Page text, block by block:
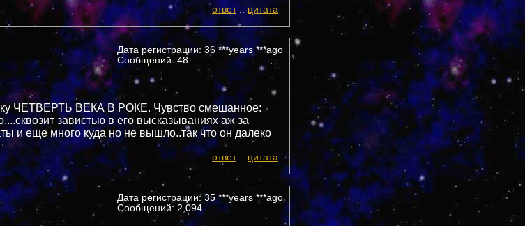
ответ:: цитата
Дата регистрации: 36 ***years ***ago
Сообщений: 48
ЧЕТВЕРТЬ ВЕКА В РОКЕ. Чувство смешанное:
завистью в его высказываниях аж за
и еще много куда но не вышло..так что он далеко
ответ:: цитата
Дата регистрации: 35 ***years ***ago
Сообщений: 2,094